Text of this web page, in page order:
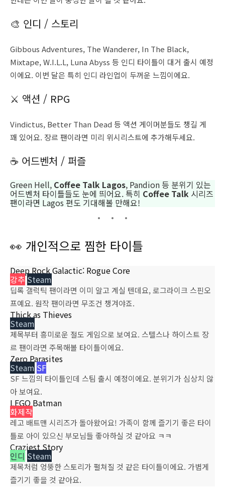
🎨 인디 / 스토리
Gibbous Adventures, The Wanderer, In The Black,
Mixtape, W.I.L.L, Luna Abyss 등 인디 타이틀이 대거 출시 예정
이에요. 이번 달은 특히 인디 라인업이 두꺼운 느낌이에요.
⚔️ 액션 / RPG
Vindictus, Better Than Dead 등 액션 게이머분들도 챙길 게
꽤 있어요. 장르 팬이라면 미리 위시리스트에 추가해두세요.
☕ 어드벤처 / 퍼즐
Green Hell, Coffee Talk Lagos, Pandion 등 분위기 있는
어드벤처 타이틀들도 눈에 띄어요. 특히 Coffee Talk 시리즈
팬이라면 Lagos 편도 기대해볼 만해요!
👀 개인적으로 찜한 타이틀
Deep Rock Galactic: Rogue Core
강추 Steam
딥록 갤럭틱 팬이라면 이미 알고 계실 텐데요, 로그라이크 스핀오
프예요. 원작 팬이라면 무조건 챙겨야죠.
Thick as Thieves
Steam
제목부터 흥미로운 절도 게임으로 보여요. 스텔스나 하이스트 장
르 팬이라면 주목해볼 타이틀이에요.
Zero Parasites
Steam SF
SF 느낌의 타이틀인데 스팀 출시 예정이에요. 분위기가 심상치 않
아 보여요.
LEGO Batman
화제작
레고 배트맨 시리즈가 돌아왔어요! 가족이 함께 즐기기 좋은 타이
틀로 아이 있으신 부모님들 좋아하실 것 같아요 ㅋㅋ
Craziest Story
인디 Steam
제목처럼 엉뚱한 스토리가 펼쳐질 것 같은 타이틀이에요. 가볍게
즐기기 좋을 것 같아요.